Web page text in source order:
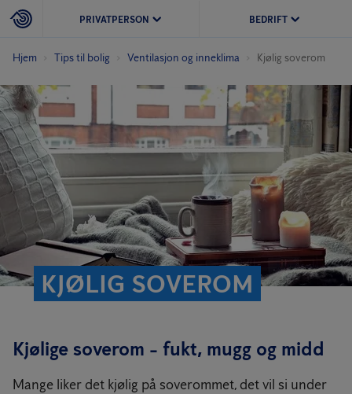
PRIVATPERSON BEDRIFT
Hjem Tips til bolig Ventilasjon og inneklima Kjølig soverom
KJØLIG SOVEROM
Kjølige soverom - fukt, mugg og midd
Mange liker det kjølig på soverommet, det vil si under